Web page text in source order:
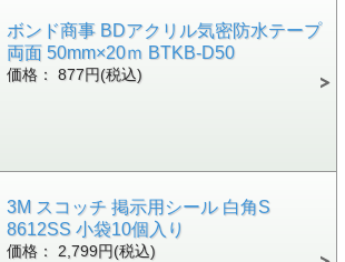
ボンド商事 BDアクリル気密防水テープ
両面 50mm×20ｍ BTKB-D50
価格： 877円(税込)
3M スコッチ 掲示用シール 白角S
8612SS 小袋10個入り
価格： 2,799円(税込)